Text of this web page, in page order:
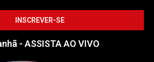
- ASSISTA AO VIVO